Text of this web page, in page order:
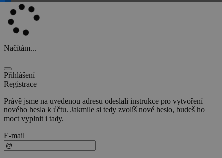
Načítám...
Přihlášení
Registrace
Právě jsme na uvedenou adresu odeslali instrukce pro vytvoření
nového hesla k účtu. Jakmile si tedy zvolíš nové heslo, budeš ho
moct vyplnit i tady.
E-mail